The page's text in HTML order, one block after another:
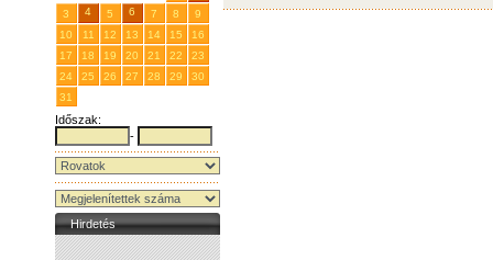
3
4 5 6 7 8
9
10
11 12 13 14 15
16
17
18 19 20 21 22
23
24
25 26 27 28 29
30
31
Időszak:
-
Hirdetés